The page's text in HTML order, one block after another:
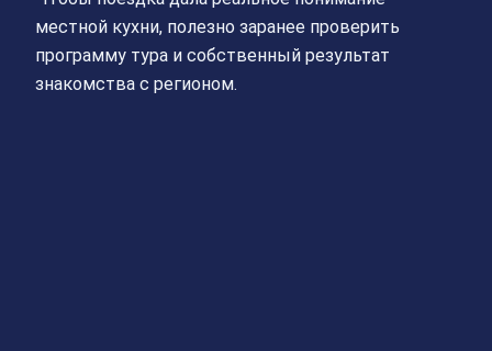
местной кухни, полезно заранее проверить
программу тура и собственный результат
знакомства с регионом.